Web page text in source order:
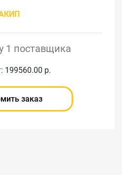
1 поставщика
199560.00 р.
заказ